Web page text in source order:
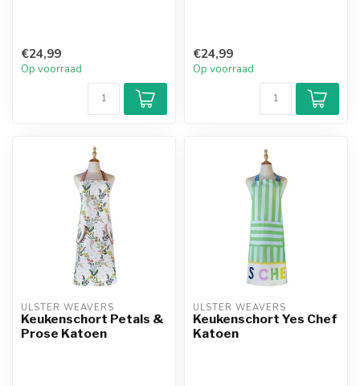
€24,99
Op voorraad
€24,99
Op voorraad
ULSTER WEAVERS
Keukenschort Petals &
Prose Katoen
ULSTER WEAVERS
Keukenschort Yes Chef
Katoen